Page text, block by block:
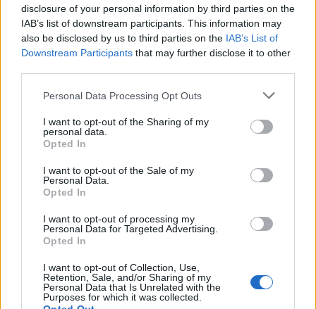
disclosure of your personal information by third parties on the
IAB’s list of downstream participants. This information may
also be disclosed by us to third parties on the IAB’s List of
Downstream Participants that may further disclose it to other
Personal Data Processing Opt Outs
I want to opt-out of the Sharing of my
personal data.
Opted In
I want to opt-out of the Sale of my
Personal Data.
Opted In
I want to opt-out of processing my
Personal Data for Targeted Advertising.
Opted In
I want to opt-out of Collection, Use,
Retention, Sale, and/or Sharing of my
Personal Data that Is Unrelated with the
Purposes for which it was collected.